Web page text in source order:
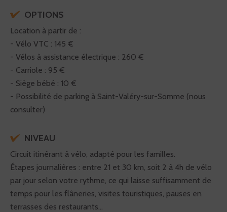
OPTIONS
Location à partir de :
- Vélo VTC : 145 €
- Vélos à assistance électrique : 260 €
- Carriole : 95 €
- Siège bébé : 10 €
- Possibilité de parking à Saint-Valéry-sur-Somme (nous
consulter)
NIVEAU
Circuit itinérant à vélo, adapté pour les familles.
Étapes journalières : entre 21 et 30 km, soit 2 à 4h de vélo
par jour selon votre rythme, ce qui laisse suffisamment de
temps pour les flâneries, visites touristiques, pauses en
terrasses des restaurants…